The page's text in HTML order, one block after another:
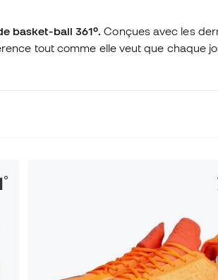
basket-ball 361º. Conçues avec les
tout comme elle veut que chaque